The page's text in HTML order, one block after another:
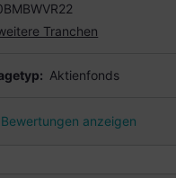
Tranchen
Aktienfonds
Bewertungen anzeigen